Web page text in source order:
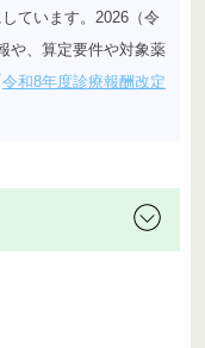
ています。2026（令
や、算定要件や対象薬
令和8年度診療報酬改定